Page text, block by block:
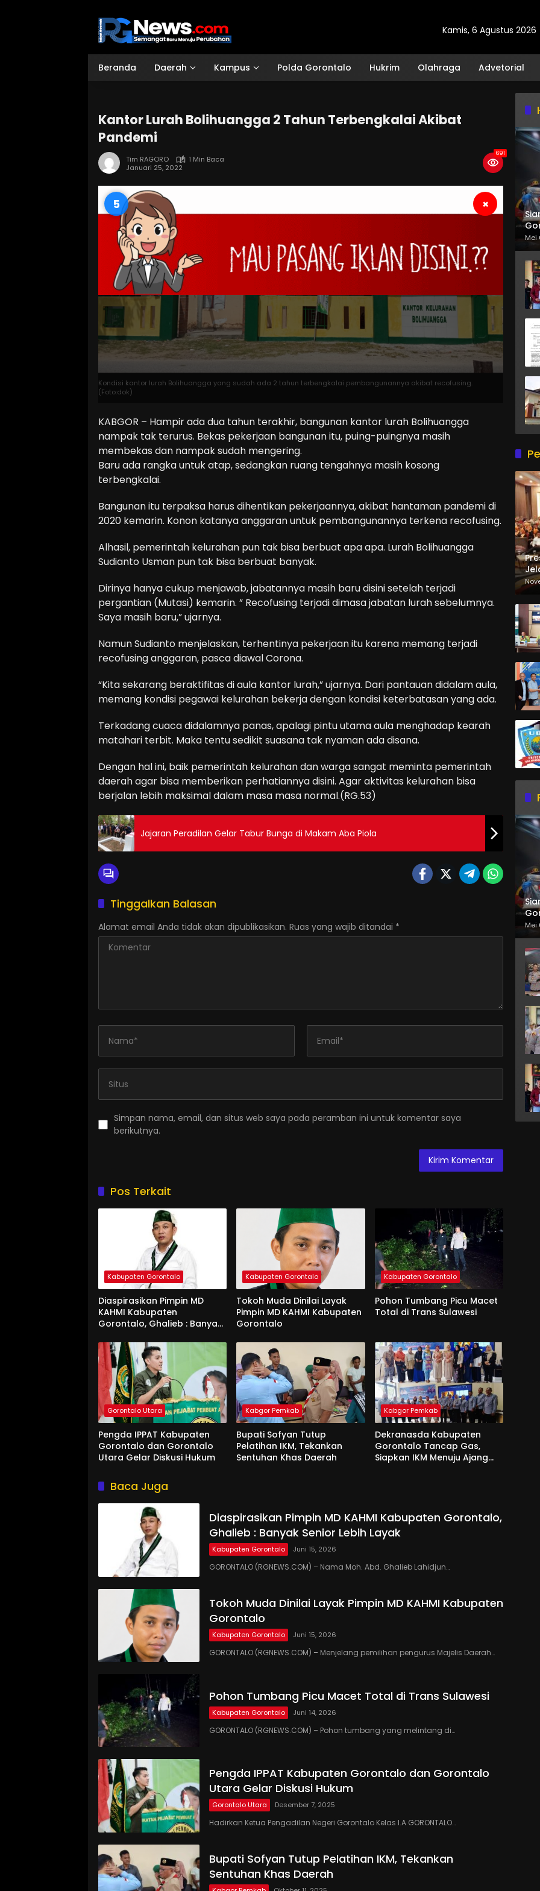
Kamis, 6 Agustus 2026
Beranda Daerah Kampus Polda Gorontalo Hukrim Olahraga Advetorial
Kantor Lurah Bolihuangga 2 Tahun Terbengkalai Akibat
Pandemi
Tim RAGORO
1 Min Baca
Januari 25, 2022
691
4 ×
Kondisi kantor lurah Bolihuangga yang sudah ada 2 tahun terbengkalai pembangunannya akibat recofusing.
(Foto:dok)
KABGOR – Hampir ada dua tahun terakhir, bangunan kantor lurah Bolihuangga
nampak tak terurus. Bekas pekerjaan bangunan itu, puing-puingnya masih
membekas dan nampak sudah mengering.
Baru ada rangka untuk atap, sedangkan ruang tengahnya masih kosong
terbengkalai.
Bangunan itu terpaksa harus dihentikan pekerjaannya, akibat hantaman pandemi di
2020 kemarin. Konon katanya anggaran untuk pembangunannya terkena recofusing.
Alhasil, pemerintah kelurahan pun tak bisa berbuat apa apa. Lurah Bolihuangga
Sudianto Usman pun tak bisa berbuat banyak.
Dirinya hanya cukup menjawab, jabatannya masih baru disini setelah terjadi
pergantian (Mutasi) kemarin. ” Recofusing terjadi dimasa jabatan lurah sebelumnya.
Saya masih baru,” ujarnya.
Namun Sudianto menjelaskan, terhentinya pekerjaan itu karena memang terjadi
recofusing anggaran, pasca diawal Corona.
“Kita sekarang beraktifitas di aula kantor lurah,” ujarnya. Dari pantauan didalam aula,
memang kondisi pegawai kelurahan bekerja dengan kondisi keterbatasan yang ada.
Terkadang cuaca didalamnya panas, apalagi pintu utama aula menghadap kearah
matahari terbit. Maka tentu sedikit suasana tak nyaman ada disana.
Dengan hal ini, baik pemerintah kelurahan dan warga sangat meminta pemerintah
daerah agar bisa memberikan perhatiannya disini. Agar aktivitas kelurahan bisa
berjalan lebih maksimal dalam masa masa normal.(RG.53)
Jajaran Peradilan Gelar Tabur Bunga di Makam Aba Piola
Tinggalkan Balasan
Alamat email Anda tidak akan dipublikasikan. Ruas yang wajib ditandai *
Simpan nama, email, dan situs web saya pada peramban ini untuk komentar saya
berikutnya.
Pos Terkait
Kabupaten Gorontalo
Diaspirasikan Pimpin MD
KAHMI Kabupaten
Gorontalo, Ghalieb : Banyak
Kabupaten Gorontalo
Tokoh Muda Dinilai Layak
Pimpin MD KAHMI Kabupaten
Gorontalo
Kabupaten Gorontalo
Pohon Tumbang Picu Macet
Total di Trans Sulawesi
Gorontalo Utara
Pengda IPPAT Kabupaten
Gorontalo dan Gorontalo
Utara Gelar Diskusi Hukum
Kabgor Pemkab
Bupati Sofyan Tutup
Pelatihan IKM, Tekankan
Sentuhan Khas Daerah
Kabgor Pemkab
Dekranasda Kabupaten
Gorontalo Tancap Gas,
Siapkan IKM Menuju Ajang
Baca Juga
Diaspirasikan Pimpin MD KAHMI Kabupaten Gorontalo,
Ghalieb : Banyak Senior Lebih Layak
Kabupaten Gorontalo Juni 15, 2026
GORONTALO (RGNEWS.COM) – Nama Moh. Abd. Ghalieb Lahidjun…
Tokoh Muda Dinilai Layak Pimpin MD KAHMI Kabupaten
Gorontalo
Kabupaten Gorontalo Juni 15, 2026
GORONTALO (RGNEWS.COM) – Menjelang pemilihan pengurus Majelis Daerah…
Pohon Tumbang Picu Macet Total di Trans Sulawesi
Kabupaten Gorontalo Juni 14, 2026
GORONTALO (RGNEWS.COM) – Pohon tumbang yang melintang di…
Pengda IPPAT Kabupaten Gorontalo dan Gorontalo
Utara Gelar Diskusi Hukum
Gorontalo Utara Desember 7, 2025
Hadirkan Ketua Pengadilan Negeri Gorontalo Kelas I.A GORONTALO…
Bupati Sofyan Tutup Pelatihan IKM, Tekankan
Sentuhan Khas Daerah
Mei
Mei